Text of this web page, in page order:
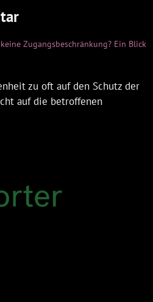
Zugangsbeschränkung? Ein Blick
zu oft auf den Schutz der
auf die betroffenen